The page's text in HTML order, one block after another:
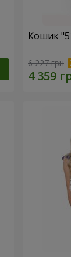
Кошик
6 227 грн